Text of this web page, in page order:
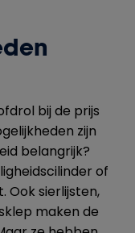
bij de prijs
zijn
belangrijk?
of
Ook sierlijsten,
maken de